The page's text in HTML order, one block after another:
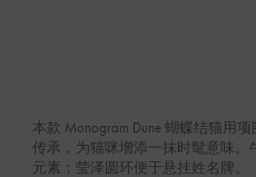
本款 Monogram Dune 蝴蝶结猫用
传承，为猫咪增添一抹时髦意味
元素；莹泽圆环便于悬挂姓名牌。